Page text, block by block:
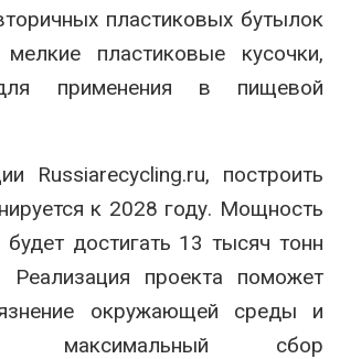
пластиковых бутылок
пластиковые кусочки,
применения в пищевой
Russiarecycling.ru, построить
к 2028 году. Мощность
будет достигать 13 тысяч тонн
проекта поможет
окружающей среды и
максимальный сбор